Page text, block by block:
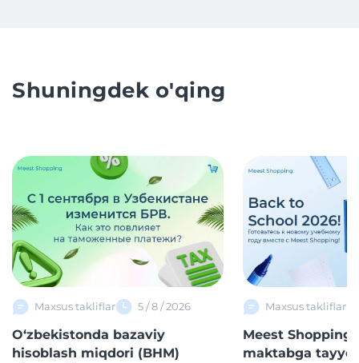
Shuningdek o'qing
Maxsus takliflar 5 / 8 / 2026
O‘zbekistonda bazaviy
hisoblash miqdori (BHM)
Maxsus takliflar
Meest Shopping
maktabga